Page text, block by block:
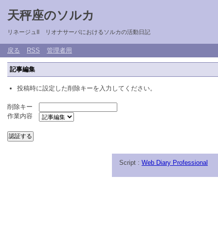
天秤座のソルカ
リネージュII リオナサーバにおけるソルカの活動日記
戻る RSS 管理者用
記事編集
投稿時に設定した削除キーを入力してください。
削除キー
作業内容
Script : Web Diary Professional